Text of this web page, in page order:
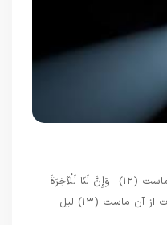
إِنَّ عَلَيْنَا لَلْهُدَى ﴿۱۲﴾ همانا هدايت بر ماست (۱۲) وَإِنَّ لَنَا لَلْآخِرَةَ